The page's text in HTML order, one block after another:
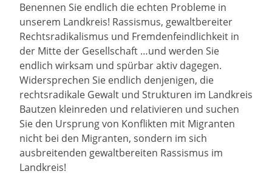
Benennen Sie endlich die echten Probleme in
unserem Landkreis! Rassismus, gewaltbereiter
Rechtsradikalismus und Fremdenfeindlichkeit in
der Mitte der Gesellschaft …und werden Sie
endlich wirksam und spürbar aktiv dagegen.
Widersprechen Sie endlich denjenigen, die
rechtsradikale Gewalt und Strukturen im Landkreis
Bautzen kleinreden und relativieren und suchen
Sie den Ursprung von Konflikten mit Migranten
nicht bei den Migranten, sondern im sich
ausbreitenden gewaltbereiten Rassismus im
Landkreis!